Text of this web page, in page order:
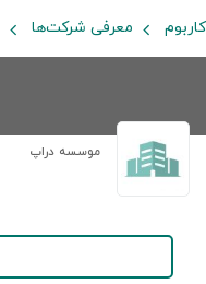
کاربوم معرفی شرکت‌ها
موسسه دراپ